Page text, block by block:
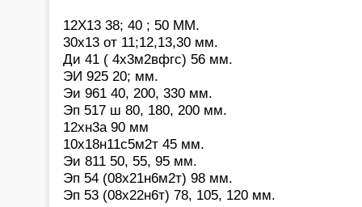
12Х13 38; 40 ; 50 ММ.
30х13 от 11;12,13,30 мм.
Ди 41 ( 4х3м2вфгс) 56 мм.
ЭИ 925 20; мм.
Эи 961 40, 200, 330 мм.
Эп 517 ш 80, 180, 200 мм.
12хн3а 90 мм
10х18н11с5м2т 45 мм.
Эи 811 50, 55, 95 мм.
Эп 54 (08х21н6м2т) 98 мм.
Эп 53 (08х22н6т) 78, 105, 120 мм.